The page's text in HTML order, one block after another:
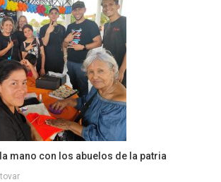
la mano con los abuelos de la patria
ltovar